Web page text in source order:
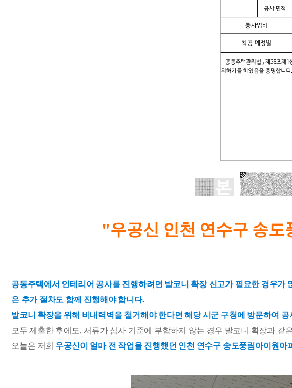
"우공신 인천 연수구 송
공동주택에서 인테리어 공사를 진행하려면 발코니 확장 신고가 필요한 경우
은 추가 절차도 함께 진행해야 합니다.
발코니 확장을 위해 비내력벽을 철거해야 한다면 해당 시군 구청에 방문하여
모두 제출한 후에도, 서류가 심사 기준에 부합하지 않는 경우 발코니 확장과 같
오늘은 저희 우공신이 얼마 전 작업을 진행했던 인천 연수구 송도풍림아이원